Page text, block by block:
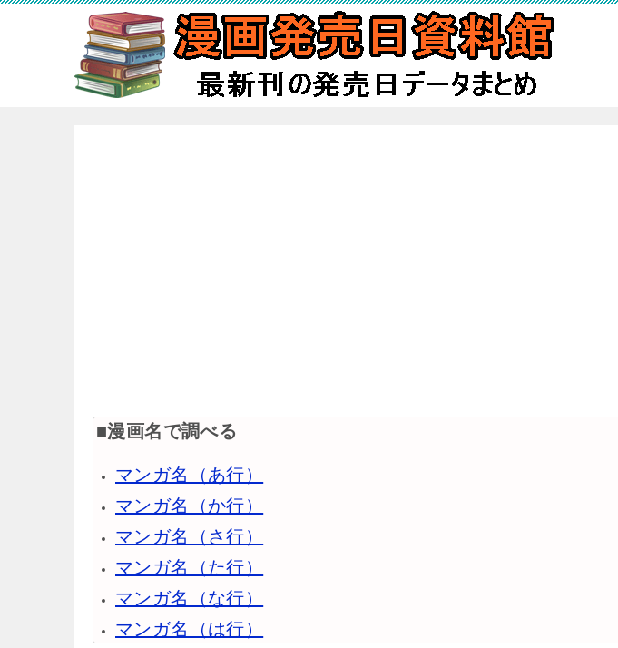
■漫画名で調べる
マンガ名（あ行）
マンガ名（か行）
マンガ名（さ行）
マンガ名（た行）
マンガ名（な行）
マンガ名（は行）